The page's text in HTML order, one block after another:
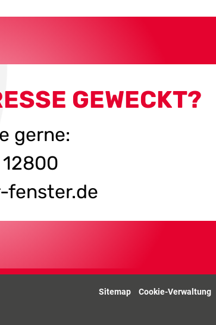
GEWECKT?
gerne:
fenster.de
Sitemap Cookie-Verwaltung